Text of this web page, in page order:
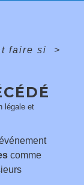
faire si
>
légale et
comme